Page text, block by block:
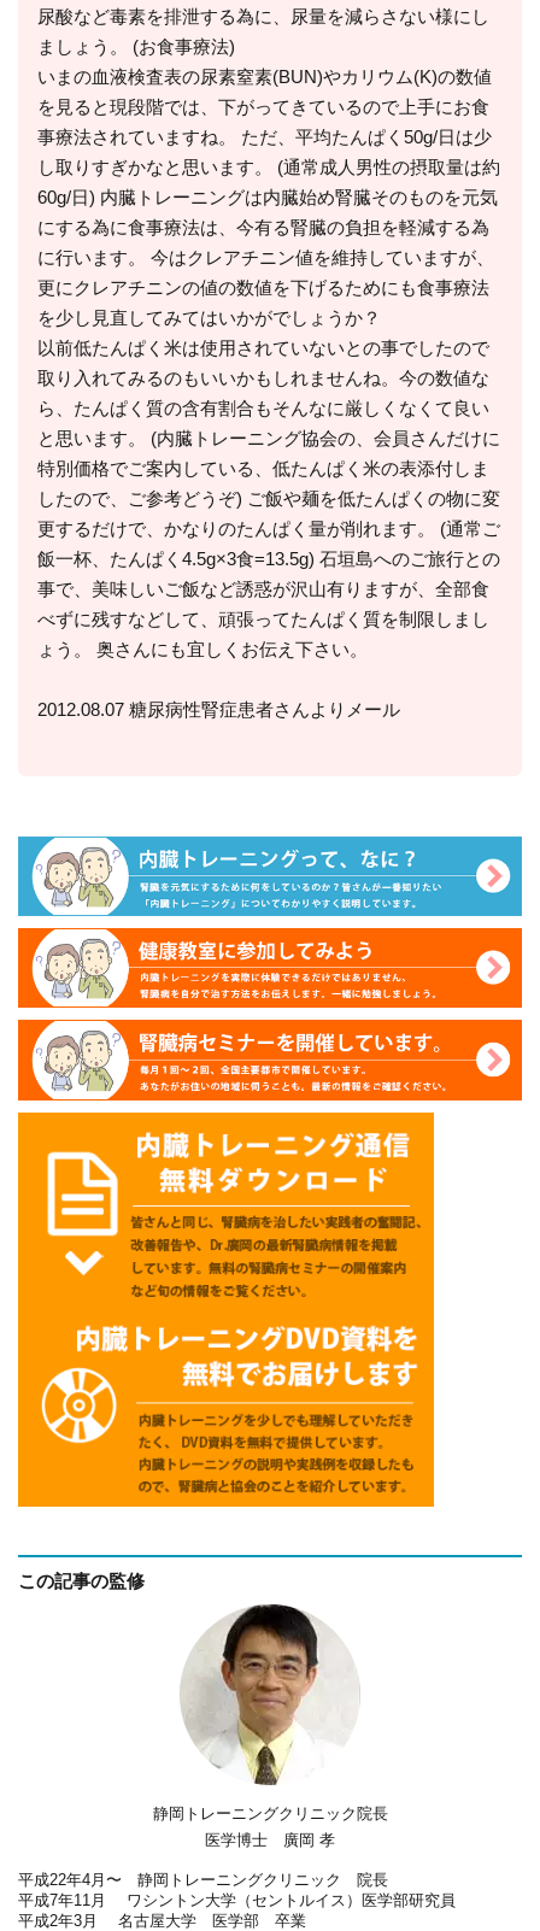
尿酸など毒素を排泄する為に、尿量を減らさない様にし
ましょう。 (お食事療法)
いまの血液検査表の尿素窒素(BUN)やカリウム(K)の数値
を見ると現段階では、下がってきているので上手にお食
事療法されていますね。 ただ、平均たんぱく50g/日は少
し取りすぎかなと思います。 (通常成人男性の摂取量は約
60g/日) 内臓トレーニングは内臓始め腎臓そのものを元気
にする為に食事療法は、今有る腎臓の負担を軽減する為
に行います。 今はクレアチニン値を維持していますが、
更にクレアチニンの値の数値を下げるためにも食事療法
を少し見直してみてはいかがでしょうか？
以前低たんぱく米は使用されていないとの事でしたので
取り入れてみるのもいいかもしれませんね。今の数値な
ら、たんぱく質の含有割合もそんなに厳しくなくて良い
と思います。 (内臓トレーニング協会の、会員さんだけに
特別価格でご案内している、低たんぱく米の表添付しま
したので、ご参考どうぞ) ご飯や麺を低たんぱくの物に変
更するだけで、かなりのたんぱく量が削れます。 (通常ご
飯一杯、たんぱく4.5g×3食=13.5g) 石垣島へのご旅行との
事で、美味しいご飯など誘惑が沢山有りますが、全部食
べずに残すなどして、頑張ってたんぱく質を制限しまし
ょう。 奥さんにも宜しくお伝え下さい。
2012.08.07 糖尿病性腎症患者さんよりメール
この記事の監修
静岡トレーニングクリニック院長
医学博士 廣岡 孝
平成22年4月〜 静岡トレーニングクリニック 院長
平成7年11月 ワシントン大学（セントルイス）医学部研究員
平成2年3月 名古屋大学 医学部 卒業